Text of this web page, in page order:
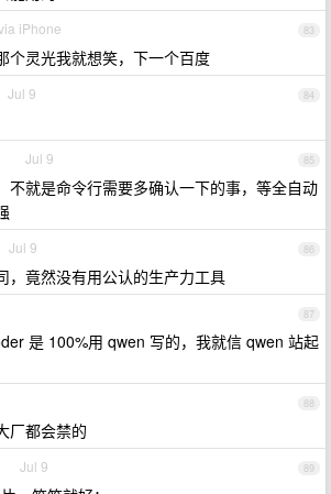
83
iPhone
个灵光我就想笑，下一个百度
84
Jul 9
85
Jul 9
不就是命令行需要多确认一下的事，等全自动
86
Jul 9
，竟然没有用公认的生产力工具
87
是 100%用 qwen 写的，我就信 qwen 站起
88
厂都会禁的
89
Jul 9